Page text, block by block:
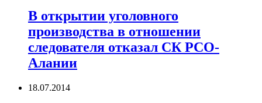
В открытии уголовного
производства в отношении
следователя отказал СК РСО-
Алании
18.07.2014